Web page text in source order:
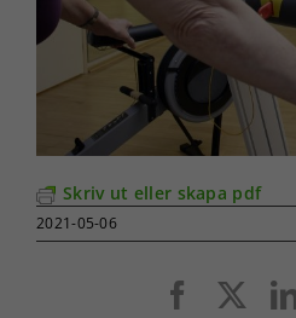
Skriv ut eller skapa pdf
2021-05-06